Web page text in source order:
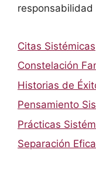
Citas Sistémicas
Constelación
Historias de
Pensamiento
Prácticas
Separación